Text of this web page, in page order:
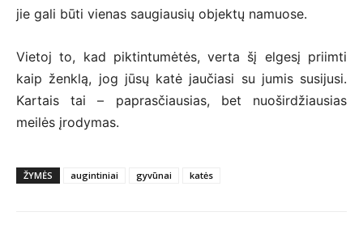
jie gali būti vienas saugiausių objektų namuose.
Vietoj to, kad piktintumėtės, verta šį elgesį priimti
kaip ženklą, jog jūsų katė jaučiasi su jumis susijusi.
Kartais tai – paprasčiausias, bet nuoširdžiausias
meilės įrodymas.
ŽYMĖS augintiniai gyvūnai katės